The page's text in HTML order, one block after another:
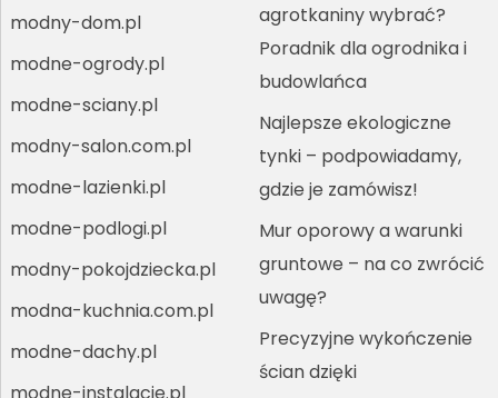
modny-dom.pl
modne-ogrody.pl
modne-sciany.pl
modny-salon.com.pl
modne-lazienki.pl
modne-podlogi.pl
modny-pokojdziecka.pl
modna-kuchnia.com.pl
modne-dachy.pl
modne-instalacje.pl
agrotkaniny wybrać?
Poradnik dla ogrodnika i
budowlańca
Najlepsze ekologiczne
tynki – podpowiadamy,
gdzie je zamówisz!
Mur oporowy a warunki
gruntowe – na co zwrócić
uwagę?
Precyzyjne wykończenie
ścian dzięki